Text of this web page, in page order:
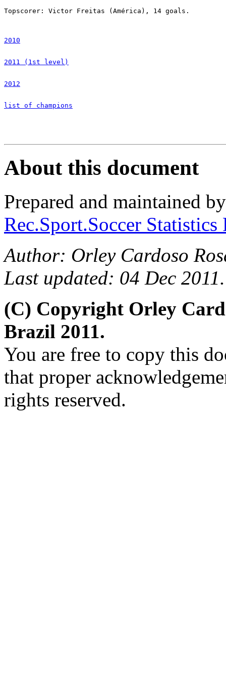
Topscorer: Victor Freitas (América), 14 goals.
2010
2011 (1st level)
2012
list of champions
About this document
Prepared and maintained
Rec.Sport.Soccer
Author: Orley Cardoso
Last updated: 04 Dec 2011.
(C) Copyright Orley
Brazil 2011.
You are free to copy this
that proper
rights reserved.